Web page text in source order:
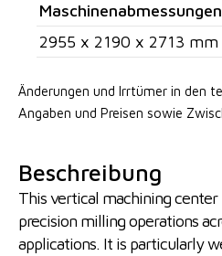
2955 x 2190 x 2713 mm
Änderungen und Irrtümer in den
Angaben und Preisen sowie
Beschreibung
This vertical machining center
precision milling operations
applications. It is particularly